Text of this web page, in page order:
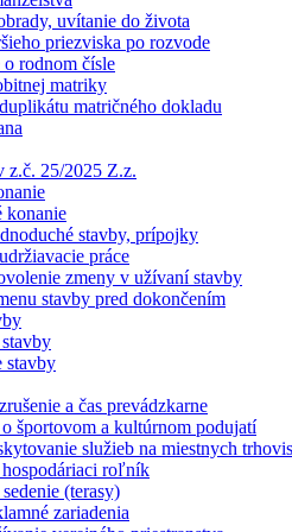
uvítanie do života
priezviska po rozvode
o rodnom čísle
matriky
matričného dokladu
z.č. 25/2025 Z.z.
konanie
stavby, prípojky
práce
zmeny v užívaní stavby
stavby pred dokončením
stavby
a čas prevádzkarne
športovom a kultúrnom podujatí
služieb na miestnych
hospodáriaci roľník
(terasy)
zariadenia